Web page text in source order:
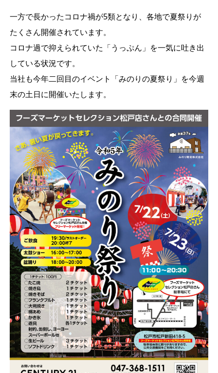
一方で長かったコロナ禍が5類となり、各地で夏祭りが
たくさん開催されています。
コロナ過で抑えられていた「うっぷん」を一気に吐き出
している状況です。
当社も今年二回目のイベント「みのりの夏祭り」を今週
末の土日に開催いたします。